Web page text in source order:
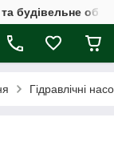
будівельне
Гідравлічні